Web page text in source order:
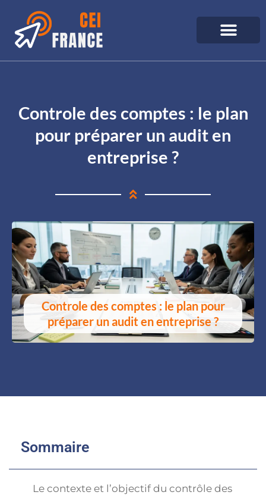
Controle des comptes : le plan
pour préparer un audit en
entreprise ?
Controle des comptes : le plan pour
préparer un audit en entreprise ?
Sommaire
Le contexte et l’objectif du contrôle des